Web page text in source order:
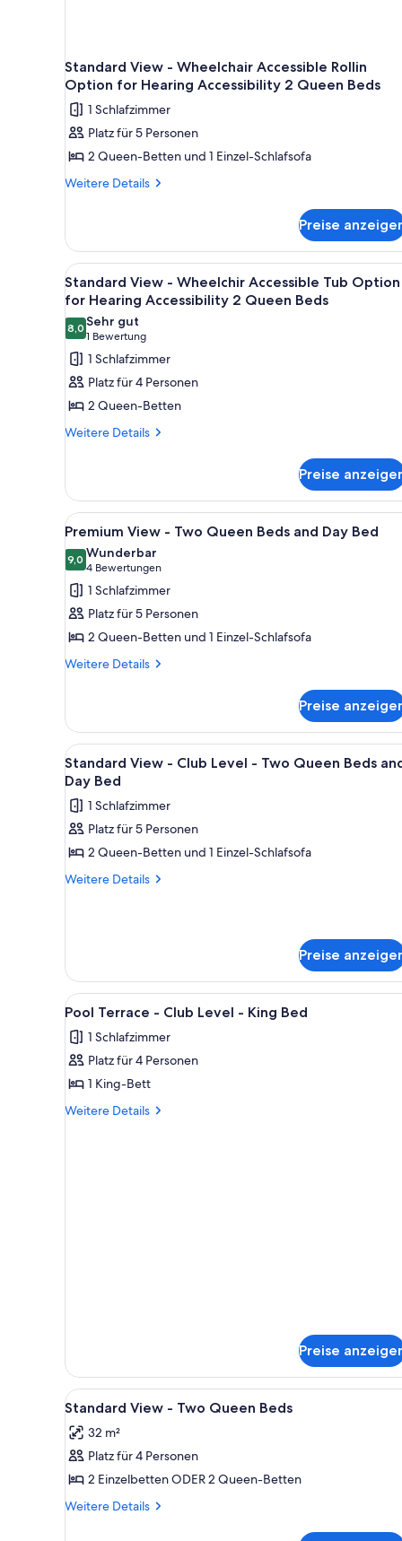
Standard View - Wheelchair Accessible Rollin
Option for Hearing Accessibility 2 Queen Beds
1 Schlafzimmer
Platz für 5 Personen
2 Queen-Betten und 1 Einzel-Schlafsofa
Weitere Details
Weitere
View
Wheelchair
Accessible
Option
for
Hearing
Accessibility
2
Queen
Beds
Preise
Alle
Fotos
für
Standard
View
-
Wheelchir
Accessible
Tub
Hearing
Accessibility
2
Queen
Beds
anzeigen
Ein Hotelzimmer mit zwei
1
Standard View - Wheelchir Accessible Tub Option
for Hearing Accessibility 2 Queen Beds
8,08,0 von 10
Sehr gut
1 Bewertung
(1
Bewertung)
1 Schlafzimmer
Platz für 4 Personen
2 Queen-Betten
Weitere Details
Weitere
View
Wheelchir
Accessible
Tub
Option
for
Hearing
2
Queen
Beds
Preise
Alle
Fotos
für
Premium
View
-
Two
Queen
Day
Bed
anzeigen
Zimmersafe, Schreibtisch,
9
Premium View - Two Queen Beds and Day Bed
9,09,0 von 10
Wunderbar
4 Bewertungen
(4
Bewertungen)
1 Schlafzimmer
Platz für 5 Personen
2 Queen-Betten und 1 Einzel-Schlafsofa
Weitere Details
Weitere
View
Two
Queen
Beds
and
Day
Preise
Alle
Fotos
für
Standard
View
-
Club
Beds
and
Day
Bed
anzeigen
Ein Hotelzimmer mit zwei
5
Standard View - Club Level - Two Queen Beds
Day Bed
1 Schlafzimmer
Platz für 5 Personen
2 Queen-Betten und 1 Einzel-Schlafsofa
Weitere Details
Weitere
Club
Level
-
Queen
Beds
Day
Bed
Preise
Alle
Fotos
für
Pool
Terrace
-
Pool Terrace - Club Level -
8
Pool Terrace - Club Level - King Bed
1 Schlafzimmer
Platz für 4 Personen
1 King-Bett
Weitere Details
Weitere
Preise
Alle
Fotos
für
Standard
View
-
Zimmersafe, Schreibtisch,
1
Standard View - Two Queen Beds
32 m²
Platz für 4 Personen
2 Einzelbetten ODER 2 Queen-Betten
Weitere Details
Weitere